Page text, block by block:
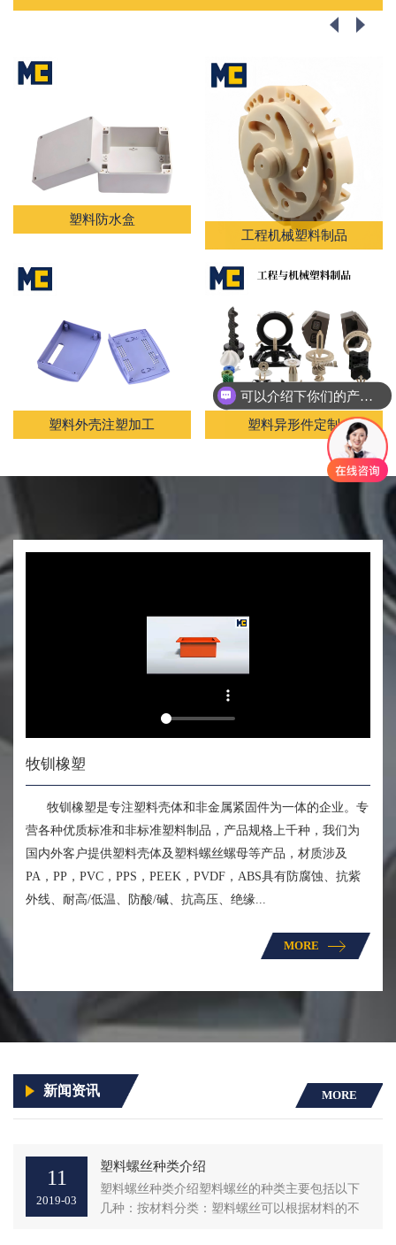
塑料防水盒
工程机械塑料制品
塑料外壳注塑加工 塑料异形件定制
牧钏橡塑
牧钏橡塑是专注塑料壳体和非金属紧固件为一体的企业。专
营各种优质标准和非标准塑料制品，产品规格上千种，我们为
国内外客户提供塑料壳体及塑料螺丝螺母等产品，材质涉及
PA，PP，PVC，PPS，PEEK，PVDF，ABS具有防腐蚀、抗紫
外线、耐高/低温、防酸/碱、抗高压、绝缘...
MORE
新闻资讯 MORE
11
2019-03
塑料螺丝种类介绍
塑料螺丝种类介绍‌塑料螺丝的种类主要包括以下
几种‌：‌按材料分类‌：塑料螺丝可以根据材料的不
可以介绍下你们的产品么